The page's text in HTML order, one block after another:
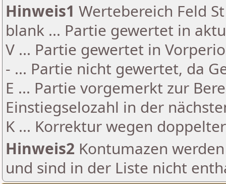
Hinweis1 Wertebereich Feld
blank ... Partie gewertet in
V ... Partie gewertet in
- ... Partie nicht gewertet, da
E ... Partie vorgemerkt zur
Einstiegselozahl in der
K ... Korrektur wegen
Hinweis2 Kontumazen
und sind in der Liste nicht